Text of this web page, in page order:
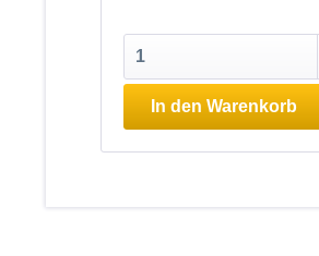
In den Warenkorb